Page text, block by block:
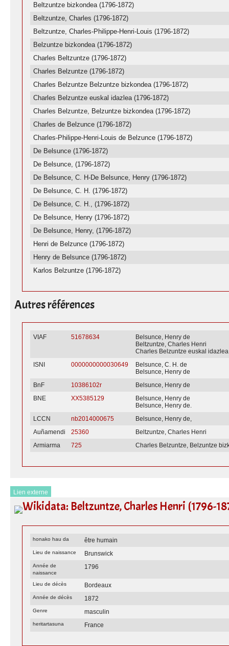
Beltzuntze bizkondea (1796-1872)
Beltzuntze, Charles (1796-1872)
Beltzuntze, Charles-Philippe-Henri-Louis (1796-1872)
Belzuntze bizkondea (1796-1872)
Charles Beltzuntze (1796-1872)
Charles Belzuntze (1796-1872)
Charles Belzuntze Belzuntze bizkondea (1796-1872)
Charles Belzuntze euskal idazlea (1796-1872)
Charles Belzuntze, Belzuntze bizkondea (1796-1872)
Charles de Belzunce (1796-1872)
Charles-Philippe-Henri-Louis de Belzunce (1796-1872)
De Belsunce (1796-1872)
De Belsunce, (1796-1872)
De Belsunce, C. H-De Belsunce, Henry (1796-1872)
De Belsunce, C. H. (1796-1872)
De Belsunce, C. H., (1796-1872)
De Belsunce, Henry (1796-1872)
De Belsunce, Henry, (1796-1872)
Henri de Belzunce (1796-1872)
Henry de Belsunce (1796-1872)
Karlos Belzuntze (1796-1872)
Autres références
VIAF 51678634
Belsunce, Henry de
Beltzuntze, Charles Henri
Charles Belzuntze euskal idazlea
ISNI
0000000000030649
Belsunce, C. H. de
Belsunce, Henry de
BnF
10386102r
Belsunce, Henry de
BNE
XX5385129
Belsunce, Henry de
Belsunce, Henry de.
LCCN
nb2014000675
Belsunce, Henry de,
Auñamendi
25360
Beltzuntze, Charles Henri
Armiarma
725 Charles Belzuntze, Belzuntze
Lien externe
Wikidata: Beltzuntze, Charles Henri (1796-
honako hau da être humain
Lieu de naissance Brunswick
Année de
naissance
1796
Lieu de décès Bordeaux
Année de décès 1872
Genre masculin
heritartasuna France